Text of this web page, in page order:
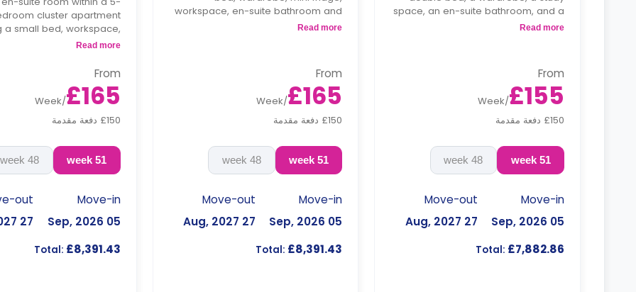
space, an en-suite bathroom, and a
kitchen.
Read more
From
£155
/
Week
£150 دفعة مقدمة
51 week
48 week
Move-in
05 Sep, 2026
Move-out
27 Aug, 2027
Total: £7,882.86
workspace, en-suite bathroom and
access to a shared kitchen and
Read more
From
£165
/
Week
£150 دفعة مقدمة
51 week
48 week
Move-in
05 Sep, 2026
Move-out
27 Aug, 2027
Total: £8,391.43
cluster apartment
a small bed, workspace,
bathroom, mini-fridge,
area.
Read more
From
£165
/
Week
£150 دفعة مقدمة
51 week
48 week
Move-in
05 Sep, 2026
out
27 Aug, 2027
Total: £8,391.43